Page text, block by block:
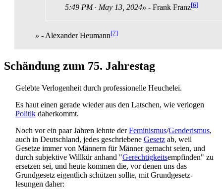
5:49 PM · May 13, 2024» - Frank Franz[6]
» - Alexander Heumann[7]
Schändung zum 75. Jahrestag
Gelebte Verlogenheit durch professionelle Heuchelei.
Es haut einen gerade wieder aus den Latschen, wie verlogen
Politik daherkommt.
Noch vor ein paar Jahren lehnte derFeminismus/Genderismus,
auch in Deutschland, jedes geschriebene Gesetz ab, weil
Gesetze immer von Männern für Männer gemacht seien, und
durch subjektive Willkür anhand "Gerechtigkeits­empfinden" zu
ersetzen sei, und heute kommen die, vor denen uns das
Grundgesetz eigentlich schützen sollte, mit Grundgesetz­
lesungen daher: